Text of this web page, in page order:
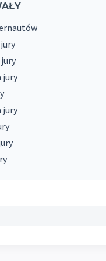
jury
jury